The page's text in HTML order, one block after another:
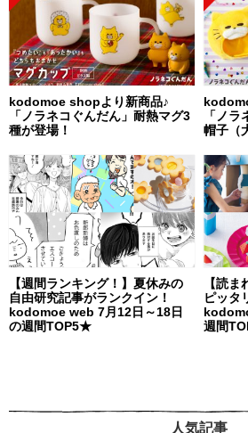
kodomoe shopより新商品♪
「ノラネコぐんだん」耐熱マグ3
種が登場！
「ノ
帽子（
【週間ランキング！】夏休みの
自由研究記事がランクイン！
kodomoe web 7月12日～18日
の週間TOP5★
【読
ピッタ
週間
人気記事